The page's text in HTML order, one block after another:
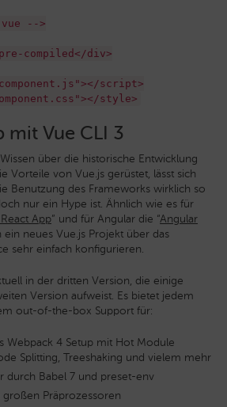
-->
compiled</div>
script>
style>
mit Vue CLI 3
über die historische Entwicklung
Vorteile von Vue.js gerüstet, lässt sich
Benutzung des Frameworks wirklich so
nur ein Hype ist. Ähnlich wie es für
App” und für Angular die “Angular
ein neues Vue.js Projekt über das
sehr einfach konfigurieren.
in der dritten Version, die einige
Version aufweist. Es bietet jedem
out-of-the-box Support für:
Webpack 4 Setup mit Hot Module
Splitting, Treeshaking und vielem mehr
durch Babel 7 und preset-env
großen Präprozessoren